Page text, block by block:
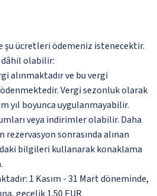
şu ücretleri ödemeniz istenecektir.
olabilir:
alınmaktadır ve bu vergi
Vergi sezonluk olarak
yıl boyunca uygulanmayabilir.
veya indirimler olabilir. Daha
sonrasında alınan
bilgileri kullanarak konaklama
1 Kasım - 31 Mart döneminde,
gecelik 1.50 EUR